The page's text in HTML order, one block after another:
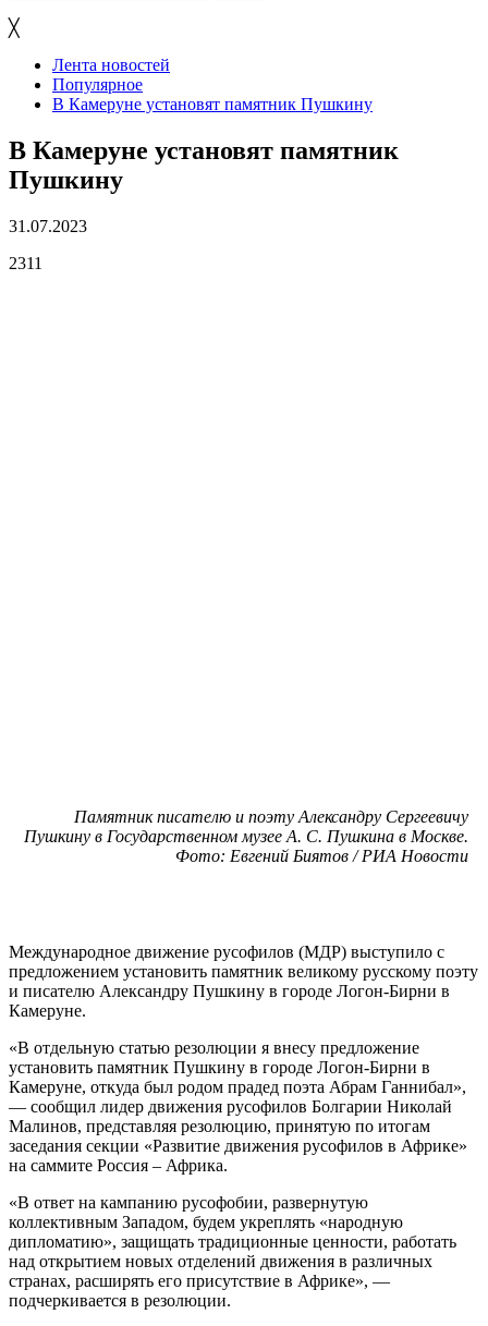
╳
Лента новостей
Популярное
В Камеруне установят памятник Пушкину
В Камеруне установят памятник
Пушкину
31.07.2023
2311
Памятник писателю и поэту Александру Сергеевичу
Пушкину в Государственном музее А. С. Пушкина в Москве.
Фото: Евгений Биятов / РИА Новости
Международное движение русофилов (МДР) выступило с
предложением установить памятник великому русскому поэту
и писателю Александру Пушкину в городе Логон-Бирни в
Камеруне.
«В отдельную статью резолюции я внесу предложение
установить памятник Пушкину в городе Логон-Бирни в
Камеруне, откуда был родом прадед поэта Абрам Ганнибал»,
— сообщил лидер движения русофилов Болгарии Николай
Малинов, представляя резолюцию, принятую по итогам
заседания секции «Развитие движения русофилов в Африке»
на саммите Россия – Африка.
«В ответ на кампанию русофобии, развернутую
коллективным Западом, будем укреплять «народную
дипломатию», защищать традиционные ценности, работать
над открытием новых отделений движения в различных
странах, расширять его присутствие в Африке», —
подчеркивается в резолюции.